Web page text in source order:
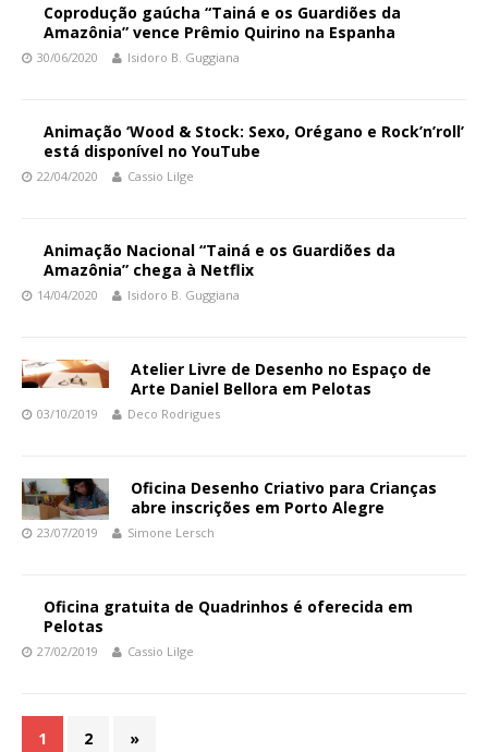
Coprodução gaúcha “Tainá e os Guardiões da
Amazônia” vence Prêmio Quirino na Espanha
30/06/2020 Isidoro B. Guggiana
Animação ‘Wood & Stock: Sexo, Orégano e Rock’n’roll’
está disponível no YouTube
22/04/2020 Cassio Lilge
Animação Nacional “Tainá e os Guardiões da
Amazônia” chega à Netflix
14/04/2020 Isidoro B. Guggiana
Atelier Livre de Desenho no Espaço de
Arte Daniel Bellora em Pelotas
03/10/2019 Deco Rodrigues
Oficina Desenho Criativo para Crianças
abre inscrições em Porto Alegre
23/07/2019 Simone Lersch
Oficina gratuita de Quadrinhos é oferecida em
Pelotas
27/02/2019 Cassio Lilge
1 2 »